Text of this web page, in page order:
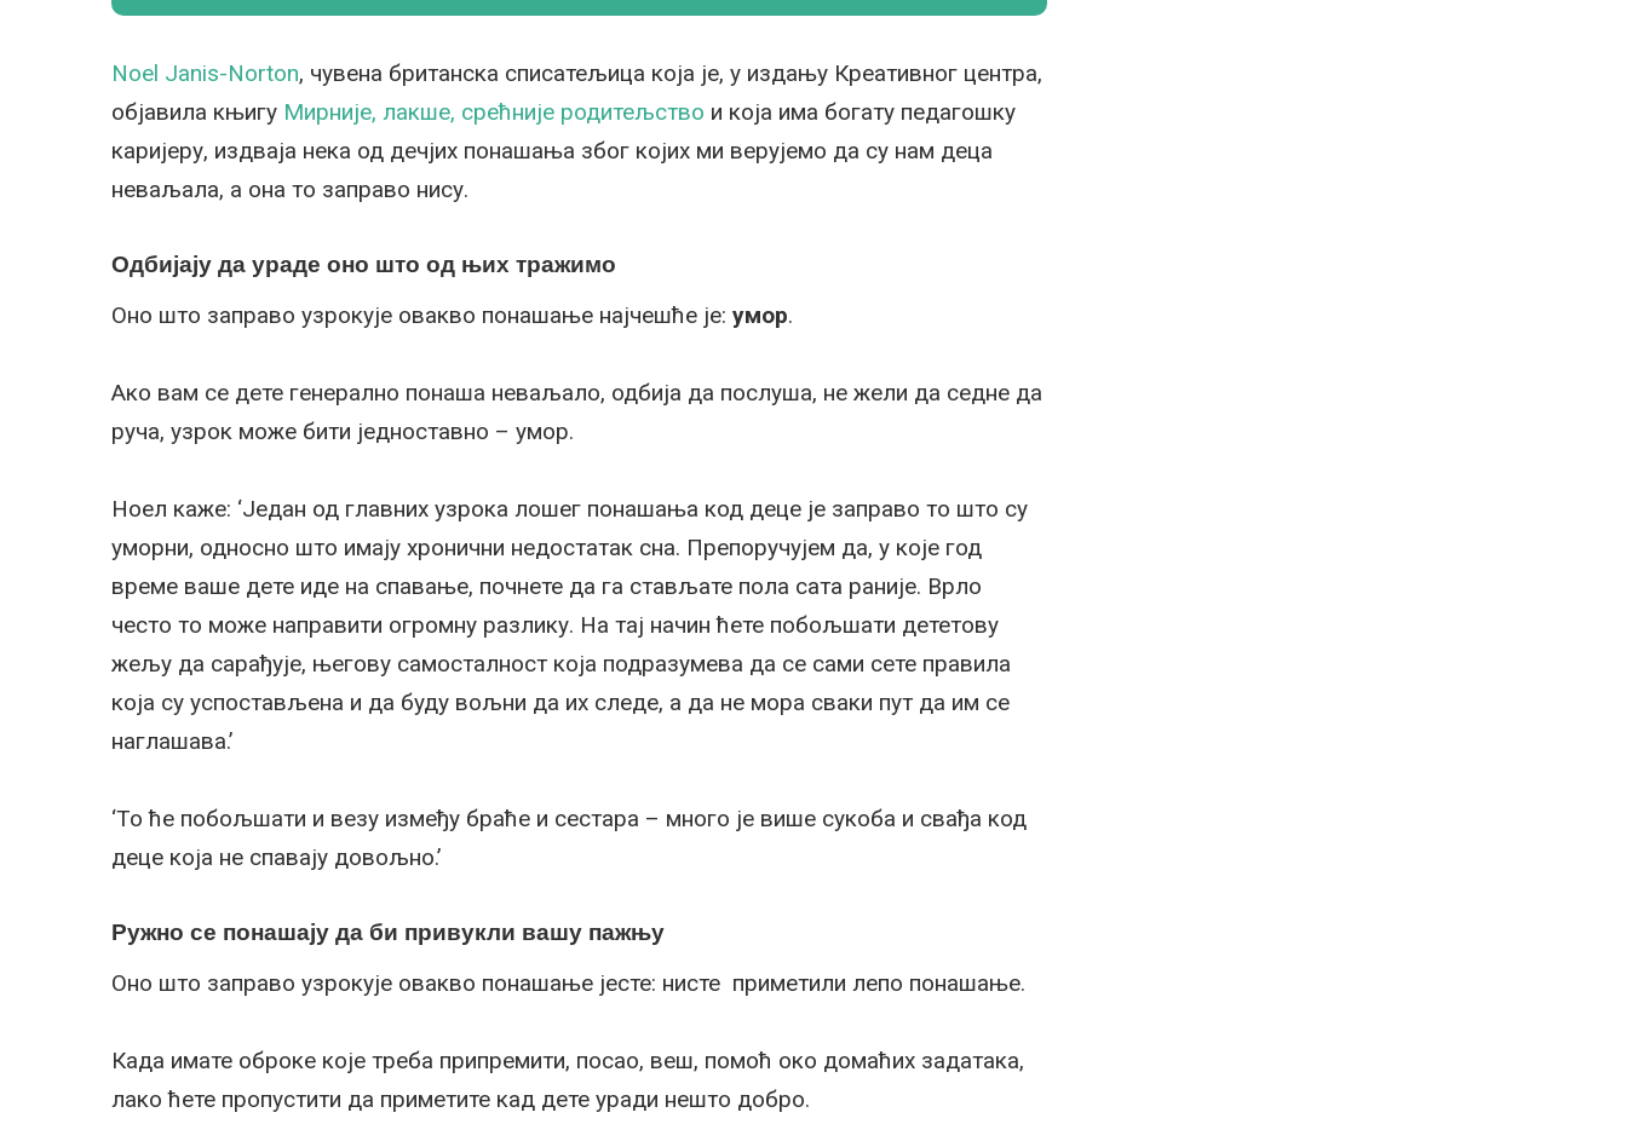
Noel Janis-Norton, чувена британска списатељица која је, у издању Креативног центра,
објавила књигу Мирније, лакше, срећније родитељство и која има богату педагошку
каријеру, издваја нека од дечјих понашања због којих ми верујемо да су нам деца
неваљала, а она то заправо нису.
Одбијају да ураде оно што од њих тражимо
Оно што заправо узрокује овакво понашање најчешће је: умор.
Ако вам се дете генерално понаша неваљало, одбија да послуша, не жели да седне да
руча, узрок може бити једноставно – умор.
Ноел каже: ‘Један од главних узрока лошег понашања код деце је заправо то што су
уморни, односно што имају хронични недостатак сна. Препоручујем да, у које год
време ваше дете иде на спавање, почнете да га стављате пола сата раније. Врло
често то може направити огромну разлику. На тај начин ћете побољшати дететову
жељу да сарађује, његову самосталност која подразумева да се сами сете правила
која су успостављена и да буду вољни да их следе, а да не мора сваки пут да им се
наглашава.’
‘То ће побољшати и везу између браће и сестара – много је више сукоба и свађа код
деце која не спавају довољно.’
Ружно се понашају да би привукли вашу пажњу
Оно што заправо узрокује овакво понашање јесте: нисте приметили лепо понашање.
Када имате оброке које треба припремити, посао, веш, помоћ око домаћих задатака,
лако ћете пропустити да приметите кад дете уради нешто добро.